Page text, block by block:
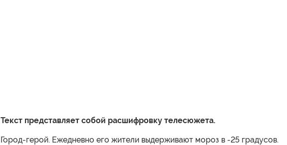
Текст представляет собой расшифровку телесюжета.
Город-герой. Ежедневно его жители выдерживают мороз в -25 градусов.